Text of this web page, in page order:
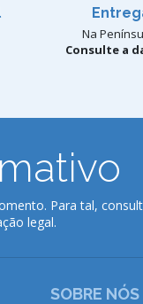
Na
Consulte a
Para tal,
legal.
SOBRE NÓS